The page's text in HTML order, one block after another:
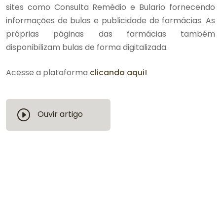
sites como Consulta Remédio e Bulario fornecendo
informações de bulas e publicidade de farmácias. As
próprias páginas das farmácias também
disponibilizam bulas de forma digitalizada.
Acesse a plataforma clicando aqui!
Ouvir artigo